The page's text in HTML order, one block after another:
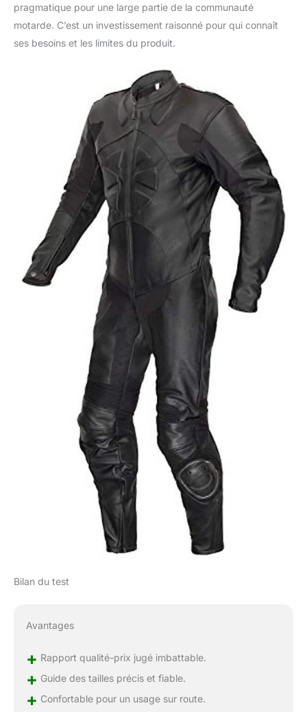
pragmatique pour une large partie de la communauté
motarde. C’est un investissement raisonné pour qui connaît
ses besoins et les limites du produit.
Bilan du test
Avantages
+ Rapport qualité-prix jugé imbattable.
+ Guide des tailles précis et fiable.
+ Confortable pour un usage sur route.